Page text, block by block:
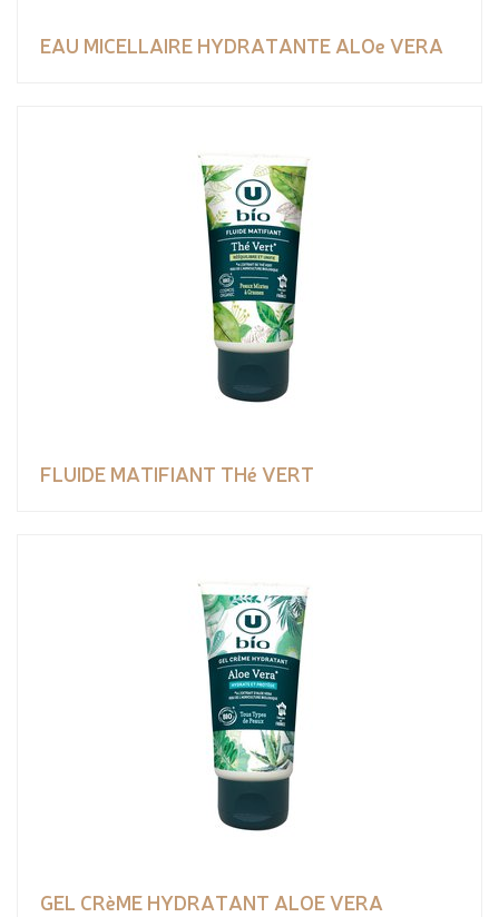
EAU MICELLAIRE HYDRATANTE ALOe VERA
FLUIDE MATIFIANT THé VERT
GEL CRèME HYDRATANT ALOE VERA